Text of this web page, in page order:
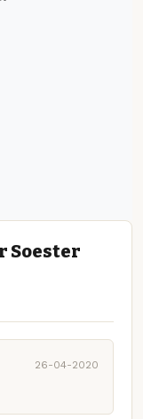
Soester
26-04-2020